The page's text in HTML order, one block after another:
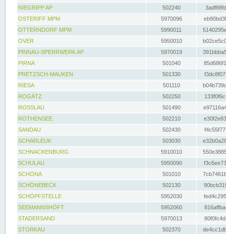
NIEGRIPP AP
502240
OSTERIFF MPM
5970096
OTTERNDORF MPM
5990011
OVER
5950010
PINNAU-SPERRWERK AP
5970019
PIRNA
501040
PRETZSCH-MAUKEN
501330
RIESA
501110
ROGÄTZ
502250
ROSSLAU
501490
ROTHENSEE
502210
SANDAU
502430
SCHARLEUK
503030
SCHNACKENBURG
5910010
SCHULAU
5950090
SCHÖNA
501010
SCHÖNEBECK
502130
SCHÖPFSTELLE
5952030
SEEMANNSHÖFT
5952060
STADERSAND
5970013
STORKAU
502370